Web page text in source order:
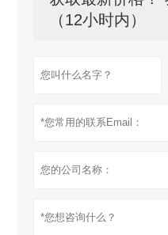
（12小时内）